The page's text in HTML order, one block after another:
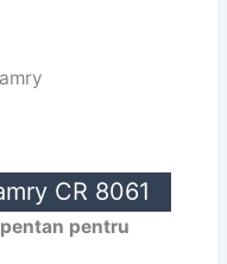
CR 8061
pentru